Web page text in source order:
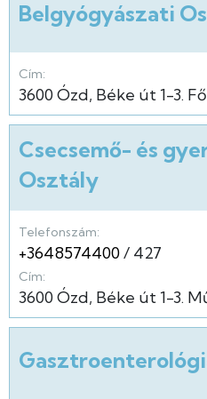
Belgyógyászati
Cím:
3600Ózd Béke út 1-3.
Csecsemő- és
Osztály
Telefonszám:
+3648574400 427
Cím:
3600Ózd Béke út 1-3.